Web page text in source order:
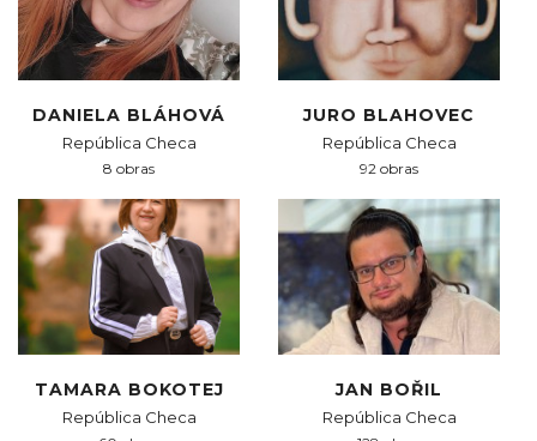
DANIELA BLÁHOVÁ
República Checa
8 obras
JURO BLAHOVEC
República Checa
92 obras
TAMARA BOKOTEJ
República Checa
JAN BOŘIL
República Checa